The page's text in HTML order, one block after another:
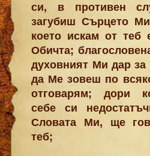
си, в противен
загубиш Сърцето
което искам от теб
Обичта;
духовният Ми дар
да Ме зовеш по
отговарям; дори
себе си
Словата Ми, ще
теб;